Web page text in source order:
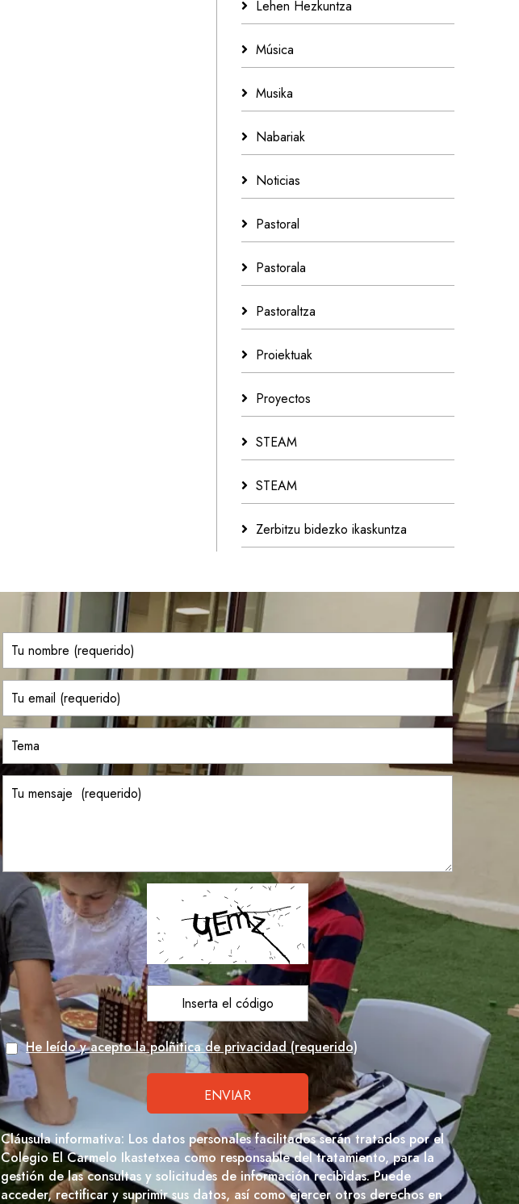
Lehen Hezkuntza
Música
Musika
Nabariak
Noticias
Pastoral
Pastorala
Pastoraltza
Proiektuak
Proyectos
STEAM
STEAM
Zerbitzu bidezko ikaskuntza
He leído y acepto la polñitica de privacidad (requerido)
Cláusula informativa: Los datos personales facilitados serán tratados por el
Colegio El Carmelo Ikastetxea como responsable del tratamiento, para la
gestión de las consultas y solicitudes de información recibidas. Puede
acceder, rectificar y suprimir sus datos, así como ejercer otros derechos en